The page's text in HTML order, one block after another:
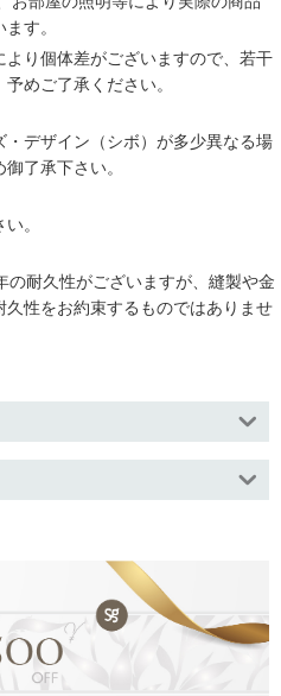
す。
り個体差がございますので、若干
めご了承ください。
デザイン（シボ）が多少異なる場
了承下さい。
。
耐久性がございますが、縫製や金
性をお約束するものではありませ